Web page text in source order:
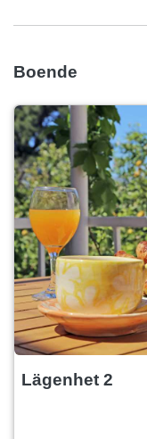
Boende
Lägenhet 2